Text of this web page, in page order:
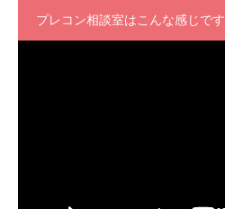
プレコン相談室はこんな感じです